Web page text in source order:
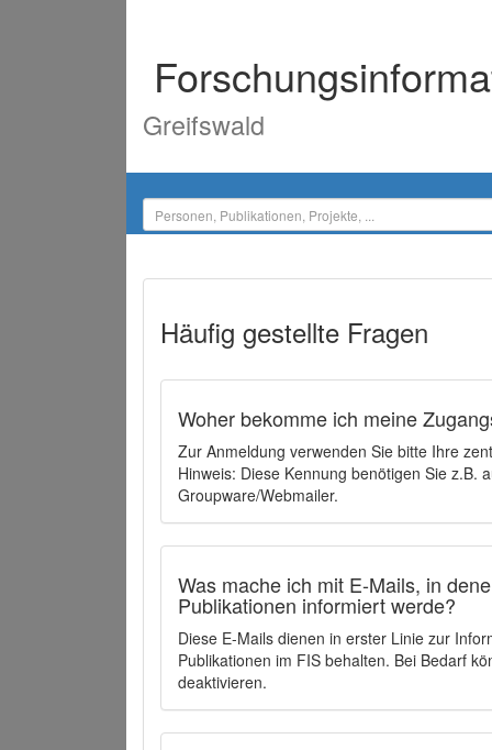
Greifswald
Häufig gestellte Fragen
Woher bekomme ich meine
Zur Anmeldung verwenden Sie bitte Ihre
Hinweis: Diese Kennung benötigen Sie z.B.
Groupware/Webmailer.
Was mache ich mit E-Mails, in
Publikationen informiert werde?
Diese E-Mails dienen in erster Linie zur
Publikationen im FIS behalten. Bei Bedarf
deaktivieren.